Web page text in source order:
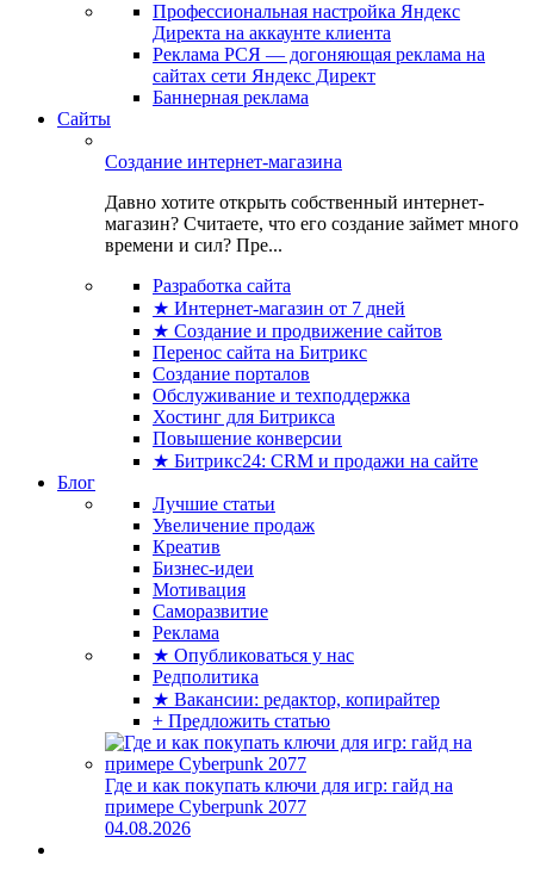
Профессиональная настройка Яндекс
Директа на аккаунте клиента
Реклама РСЯ — догоняющая реклама на
сайтах сети Яндекс Директ
Баннерная реклама
Сайты
Создание интернет-магазина
Давно хотите открыть собственный интернет-
магазин? Считаете, что его создание займет много
времени и сил? Пре...
Разработка сайта
★ Интернет-магазин от 7 дней
★ Создание и продвижение сайтов
Перенос сайта на Битрикс
Создание порталов
Обслуживание и техподдержка
Хостинг для Битрикса
Повышение конверсии
★ Битрикс24: CRM и продажи на сайте
Блог
Лучшие статьи
Увеличение продаж
Креатив
Бизнес-идеи
Мотивация
Саморазвитие
Реклама
★ Опубликоваться у нас
Редполитика
★ Вакансии: редактор, копирайтер
+ Предложить статью
Где и как покупать ключи для игр: гайд на
примере Cyberpunk 2077
04.08.2026